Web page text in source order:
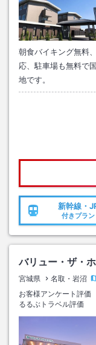
朝食バイキング無料
応、駐車場も無料で
地です。
新幹線・
付きプラン
バリュー・ザ・
宮城県 名取・岩沼
お客様アンケート評価
るるぶトラベル評価